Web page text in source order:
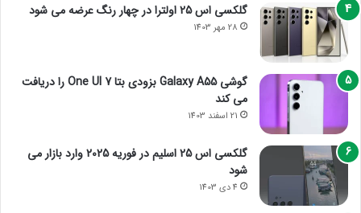
گلکسی اس 25 اولترا در چهار رنگ عرضه می شود
28 مهر 1403
گوشی Galaxy A55 بزودی بتا One UI 7 را دریافت
می کند
21 اسفند 1403
گلکسی اس 25 اسلیم در فوریه 2025 وارد بازار می
شود
4 دی 1403